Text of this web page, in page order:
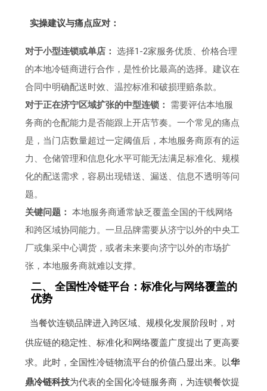
实操建议与痛点应对：
对于小型连锁或单店： 选择1-2家服务优质、价格合理
的本地冷链商进行合作，是性价比最高的选择。建议在
合同中明确配送时效、温控标准和破损理赔条款。
对于正在济宁区域扩张的中型连锁：
需要评估本地服
务商的仓配能力是否能跟上开店节奏。一个常见的痛点
是，当门店数量超过一定阈值后，本地服务商原有的运
力、仓储管理和信息化水平可能无法满足标准化、规模
化的配送需求，容易出现错送、漏送、信息不透明等问
题。
关键问题： 本地服务商通常缺乏覆盖全国的干线网络
和跨区域协同能力。一旦品牌需要从济宁以外的中央工
厂或集采中心调货，或者未来要向济宁以外的市场扩
张，本地服务商就难以支撑。
二、 全国性冷链平台：标准化与网络覆盖的
优势
当餐饮连锁品牌进入跨区域、规模化发展阶段时，对
供应链的稳定性、标准化和网络覆盖广度提出了更高要
求。此时，全国性冷链物流平台的价值凸显出来。以华
鼎冷链科技为代表的全国化冷链服务商，为连锁餐饮提